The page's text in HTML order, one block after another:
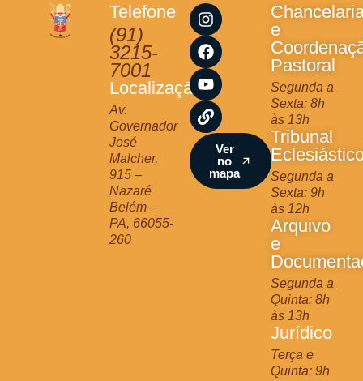
Telefone
(91)
3215-
7001
Localização
Av.
Governador
José
Malcher,
915 –
Nazaré
Belém –
PA, 66055-
260
I
n
s
t
a
g
r
a
m
F
a
c
e
b
o
o
k
Y
o
u
t
u
b
e
L
i
n
k
Ver
no
mapa
e
Pastoral
Segunda a
Sexta: 8h
às 13h
Tribunal
Segunda a
Sexta: 9h
às 12h
Arquivo
e
Segunda a
Quinta: 8h
às 13h
Jurídico
Terça e
Quinta: 9h